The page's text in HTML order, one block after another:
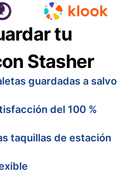
tu
Stasher
guardadas a salvo
del 100 %
taquillas de estación